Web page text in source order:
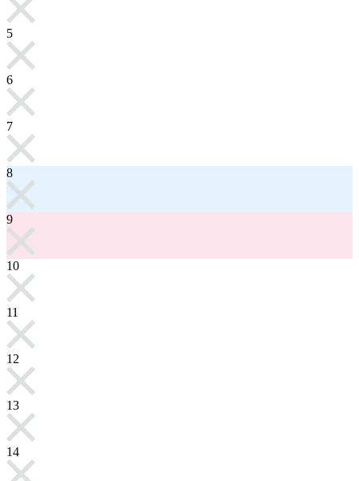
5
6
7
8
9
10
11
12
13
14